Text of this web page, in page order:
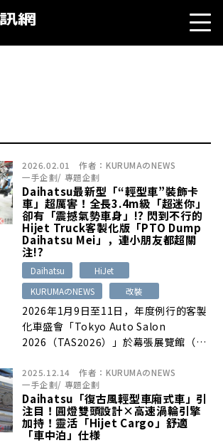
2026.02.01 作者： KURUMAのNEWS
一手企劃/ 專題企劃
Daihatsu最新型「“輕型車”裝飾卡
車」超厲害！全長3.4m級「超迷你」
卻有「震撼氣勢車身」!? 閃到不行的
Hijet Truck客製化版「PTO Dump
Daihatsu Mei」，連小朋友都超關
注!?
Daihatsu
HiJet
KURUMAのNEWS
改裝
2026年1月9日至11日，年度例行的客製
化車盛會「Tokyo Auto Salon
2026（TAS2026）」於幕張展覽館（千
2025.12.14 作者： KURUMAのNEWS
一手企劃/ 專題企劃
Daihatsu「復古風輕型車廂式車」引
注目！圓燈雙頭設計×高速渦輪引擎
加持！靈活「Hijet Cargo」舒適
「車中泊」仕様